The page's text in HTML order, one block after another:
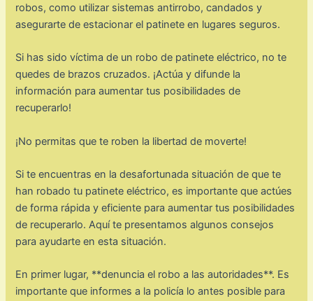
robos, como utilizar sistemas antirrobo, candados y
asegurarte de estacionar el patinete en lugares seguros.
Si has sido víctima de un robo de patinete eléctrico, no te
quedes de brazos cruzados. ¡Actúa y difunde la
información para aumentar tus posibilidades de
recuperarlo!
¡No permitas que te roben la libertad de moverte!
Si te encuentras en la desafortunada situación de que te
han robado tu patinete eléctrico, es importante que actúes
de forma rápida y eficiente para aumentar tus posibilidades
de recuperarlo. Aquí te presentamos algunos consejos
para ayudarte en esta situación.
En primer lugar, **denuncia el robo a las autoridades**. Es
importante que informes a la policía lo antes posible para